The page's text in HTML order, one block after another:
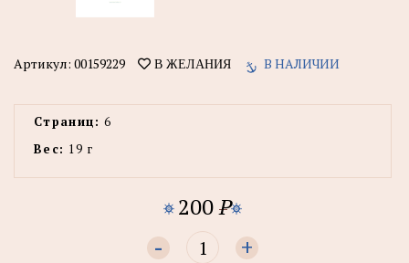
Артикул: 00159229 В ЖЕЛАНИЯ В НАЛИЧИИ
Страниц: 6
Вес: 19 г
200P
- +